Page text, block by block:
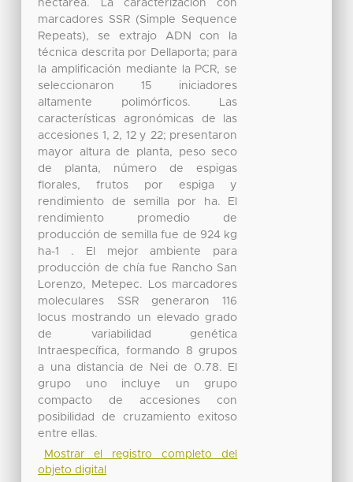
hectárea. La caracterización con
marcadores SSR (Simple Sequence
Repeats), se extrajo ADN con la
técnica descrita por Dellaporta; para
la amplificación mediante la PCR, se
seleccionaron 15 iniciadores
altamente polimórficos. Las
características agronómicas de las
accesiones 1, 2, 12 y 22; presentaron
mayor altura de planta, peso seco
de planta, número de espigas
florales, frutos por espiga y
rendimiento de semilla por ha. El
rendimiento promedio de
producción de semilla fue de 924 kg
ha-1 . El mejor ambiente para
producción de chía fue Rancho San
Lorenzo, Metepec. Los marcadores
moleculares SSR generaron 116
locus mostrando un elevado grado
de variabilidad genética
Intraespecífica, formando 8 grupos
a una distancia de Nei de 0.78. El
grupo uno incluye un grupo
compacto de accesiones con
posibilidad de cruzamiento exitoso
entre ellas.
Mostrar el registro completo del
objeto digital